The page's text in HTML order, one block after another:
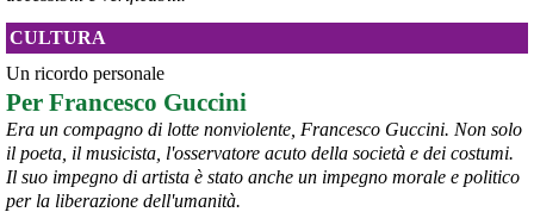
@peacelink - 10/8/2026 7:06
Da settimane l'Ucraina spinge i suoi raid sempre più lontano oltre il
fronte, e non si affida più soltanto ai droni. A entrare in azione sono
ormai anche i nuovi missili FP-5 Flamingo, come confermato dallo
stesso presidente Volodymyr Zelensky: ordigni capaci di
raggiungere bersagli fino a 3mila chilometri di distanza, volando a
bassa quota, tra i 20 metri e i 10 chilometri d'altezza.
CULTURA
Un ricordo personale
Per Francesco Guccini
Era un compagno di lotte nonviolente, Francesco Guccini. Non solo
il poeta, il musicista, l'osservatore acuto della società e dei costumi.
Il suo impegno di artista è stato anche un impegno morale e politico
per la liberazione dell'umanità.